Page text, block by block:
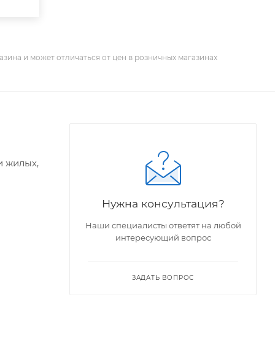
и может отличаться от цен в розничных магазинах
жилых,
Нужна консультация?
Наши специалисты ответят на любой
интересующий вопрос
ЗАДАТЬ ВОПРОС